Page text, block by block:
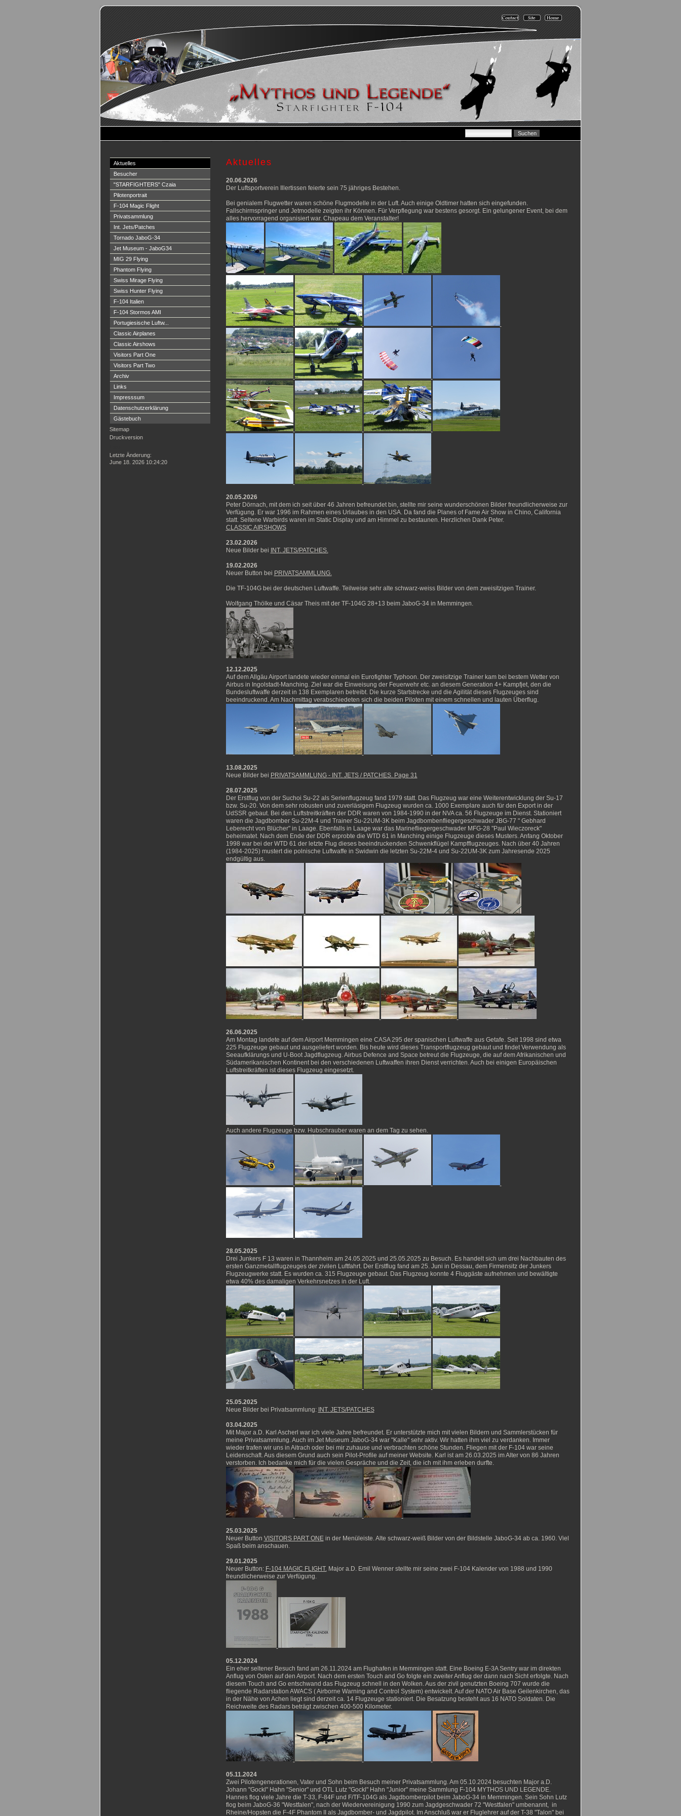
Aktuelles
Besucher
"STARFIGHTERS" Czaia
Pilotenportrait
F-104 Magic Flight
Privatsammlung
Int. Jets/Patches
Tornado JaboG-34
Jet Museum - JaboG34
MIG 29 Flying
Phantom Flying
Swiss Mirage Flying
Swiss Hunter Flying
F-104 Italien
F-104 Stormos AMI
Portugiesische Luftw...
Classic Airplanes
Classic Airshows
Visitors Part One
Visitors Part Two
Archiv
Links
Impresssum
Datenschutzerklärung
Gästebuch
Sitemap
Druckversion
Letzte Änderung:
June 18. 2026 10:24:20
Aktuelles
20.06.2026
Der Luftsportverein Illertissen feierte sein 75 jähriges Bestehen.
Bei genialem Flugwetter waren schöne Flugmodelle in der Luft. Auch einige Oldtimer hatten sich eingefunden.
Fallschirmspringer und Jetmodelle zeigten ihr Können. Für Verpflegung war bestens gesorgt. Ein gelungener Event, bei dem
alles hervorragend organisiert war. Chapeau dem Veranstalter!
20.05.2026
Peter Dörnach, mit dem ich seit über 46 Jahren befreundet bin, stellte mir seine wunderschönen Bilder freundlicherweise zur
Verfügung. Er war 1996 im Rahmen eines Urlaubes in den USA. Da fand die Planes of Fame Air Show in Chino, California
statt. Seltene Warbirds waren im Static Display und am Himmel zu bestaunen. Herzlichen Dank Peter.
CLASSIC AIRSHOWS
23.02.2026
Neue Bilder bei
INT. JETS/PATCHES.
19.02.2026
Neuer Button bei PRIVATSAMMLUNG.
Die TF-104G bei der deutschen Luftwaffe. Teilweise sehr alte schwarz-weiss Bilder von dem zweisitzigen Trainer.
Wolfgang Thölke und Cäsar Theis mit der TF-104G 28+13 beim JaboG-34 in Memmingen.
12.12.2025
Auf dem Allgäu Airport landete wieder einmal ein Eurofighter Typhoon. Der zweisitzige Trainer kam bei bestem Wetter von
Airbus in Ingolstadt-Manching. Ziel war die Einweisung der Feuerwehr etc. an diesem Generation 4+ Kampfjet, den die
Bundesluftwaffe derzeit in 138 Exemplaren betreibt. Die kurze Startstrecke und die Agilität dieses Flugzeuges sind
beeindruckend. Am Nachmittag verabschiedeten sich die beiden Piloten mit einem schnellen und lauten Überflug.
13.08.2025
Neue Bilder bei PRIVATSAMMLUNG - INT. JETS / PATCHES. Page 31
28.07.2025
Der Erstflug von der Suchoi Su-22 als Serienflugzeug fand 1979 statt. Das Flugzeug war eine Weiterentwicklung der Su-17
bzw. Su-20. Von dem sehr robusten und zuverläsigem Flugzeug wurden ca. 1000 Exemplare auch für den Export in der
UdSSR gebaut. Bei den Luftstreitkräften der DDR waren von 1984-1990 in der NVA ca. 56 Flugzeuge im Dienst. Stationiert
waren die Jagdbomber Su-22M-4 und Trainer Su-22UM-3K beim Jagdbombenfliegergeschwader JBG-77 " Gebhard
Leberecht von Blücher" in Laage. Ebenfalls in Laage war das Marinefliegergeschwader MFG-28 "Paul Wieczoreck"
beheimatet. Nach dem Ende der DDR erprobte die WTD 61 in Manching einige Flugzeuge dieses Musters. Anfang Oktober
1998 war bei der WTD 61 der letzte Flug dieses beeindruckenden Schwenkflügel Kampfflugzeuges. Nach über 40 Jahren
(1984-2025) mustert die polnische Luftwaffe in Swidwin die letzten Su-22M-4 und Su-22UM-3K zum Jahresende 2025
endgültig aus.
26.06.2025
Am Montag landete auf dem Airport Memmingen eine CASA 295 der spanischen Luftwaffe aus Getafe. Seit 1998 sind etwa
225 Flugzeuge gebaut und ausgeliefert worden. Bis heute wird dieses Transportflugzeug gebaut und findet Verwendung als
Seeaufklärungs und U-Boot Jagdflugzeug. Airbus Defence and Space betreut die Flugzeuge, die auf dem Afrikanischen und
Südamerikanischen Kontinent bei den verschiedenen Luftwaffen ihren Dienst verrichten. Auch bei einigen Europäischen
Luftstreitkräften ist dieses Flugzeug eingesetzt.
Auch andere Flugzeuge bzw. Hubschrauber waren an dem Tag zu sehen.
28.05.2025
Drei Junkers F 13 waren in Thannheim am 24.05.2025 und 25.05.2025 zu Besuch. Es handelt sich um drei Nachbauten des
ersten Ganzmetallflugzeuges der zivilen Luftfahrt. Der Erstflug fand am 25. Juni in Dessau, dem Firmensitz der Junkers
Flugzeugwerke statt. Es wurden ca. 315 Flugzeuge gebaut. Das Flugzeug konnte 4 Fluggäste aufnehmen und bewältigte
etwa 40% des damaligen Verkehrsnetzes in der Luft.
25.05.2025
Neue Bilder bei Privatsammlung: INT. JETS/PATCHES
03.04.2025
Mit Major a.D. Karl Ascherl war ich viele Jahre befreundet. Er unterstützte mich mit vielen Bildern und Sammlerstücken für
meine Privatsammlung. Auch im Jet Museum JaboG-34 war "Kalle" sehr aktiv. Wir hatten ihm viel zu verdanken. Immer
wieder trafen wir uns in Aitrach oder bei mir zuhause und verbrachten schöne Stunden. Fliegen mit der F-104 war seine
Leidenschaft. Aus diesem Grund auch sein Pilot-Profile auf meiner Website. Karl ist am 26.03.2025 im Alter von 86 Jahren
verstorben. Ich bedanke mich für die vielen Gespräche und die Zeit, die ich mit ihm erleben durfte.
25.03.2025
Neuer Button VISITORS PART ONEin der Menüleiste. Alte schwarz-weiß Bilder von der Bildstelle JaboG-34 ab ca. 1960. Viel
Spaß beim anschauen.
29.01.2025
Neuer Button: F-104 MAGIC FLIGHT.Major a.D. Emil Wenner stellte mir seine zwei F-104 Kalender von 1988 und 1990
freundlicherweise zur Verfügung.
05.12.2024
Ein eher seltener Besuch fand am 26.11.2024 am Flughafen in Memmingen statt. Eine Boeing E-3A Sentry war im direkten
Anflug von Osten auf den Airport. Nach dem ersten Touch and Go folgte ein zweiter Anflug der dann nach Sicht erfolgte. Nach
diesem Touch and Go entschwand das Flugzeug schnell in den Wolken. Aus der zivil genutzten Boeing 707 wurde die
fliegende Radarstation AWACS ( Airborne Warning and Control System) entwickelt. Auf der NATO Air Base Geilenkirchen, das
in der Nähe von Achen liegt sind derzeit ca. 14 Flugzeuge stationiert. Die Besatzung besteht aus 16 NATO Soldaten. Die
Reichweite des Radars beträgt zwischen 400-500 Kilometer.
05.11.2024
Zwei Pilotengenerationen, Vater und Sohn beim Besuch meiner Privatsammlung. Am 05.10.2024 besuchten Major a.D.
Johann "Gockl" Hahn "Senior" und OTL Lutz "Gockl" Hahn "Junior" meine Sammlung F-104 MYTHOS UND LEGENDE.
Hannes flog viele Jahre die T-33, F-84F und F/TF-104G als Jagdbomberpilot beim JaboG-34 in Memmingen. Sein Sohn Lutz
flog beim JaboG-36 "Westfalen", nach der Wiedervereinigung 1990 zum Jagdgeschwader 72 "Westfalen" umbenannt, in
Rheine/Hopsten die F-4F Phantom II als Jagdbomber- und Jagdpilot. Im Anschluß war er Fluglehrer auf der T-38 "Talon" bei